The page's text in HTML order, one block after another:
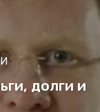
долги и